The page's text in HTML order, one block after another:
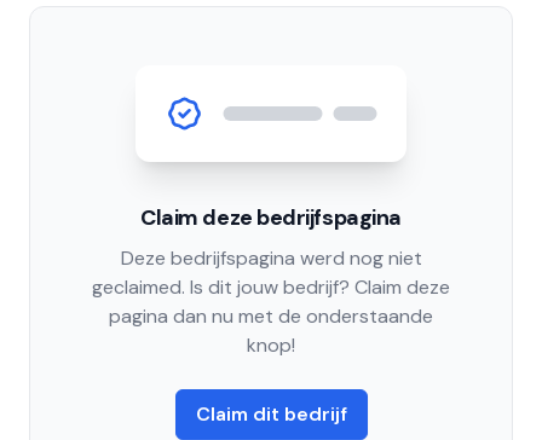
Claim deze bedrijfspagina
Deze bedrijfspagina werd nog niet
geclaimed. Is dit jouw bedrijf? Claim deze
pagina dan nu met de onderstaande
knop!
Claim dit bedrijf